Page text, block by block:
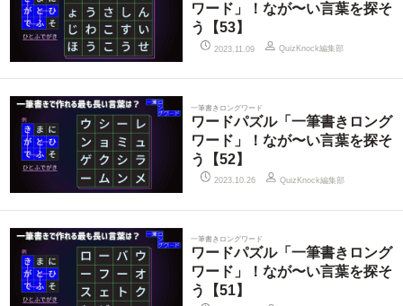
ワード」！なが〜い言葉を探そ
う【53】
2023.11.09 QuizKnock編集部
一筆書きロングワード
ワードパズル「一筆書きロング
ワード」！なが〜い言葉を探そ
う【52】
2023.10.26 QuizKnock編集部
一筆書きロングワード
ワードパズル「一筆書きロング
ワード」！なが〜い言葉を探そ
う【51】